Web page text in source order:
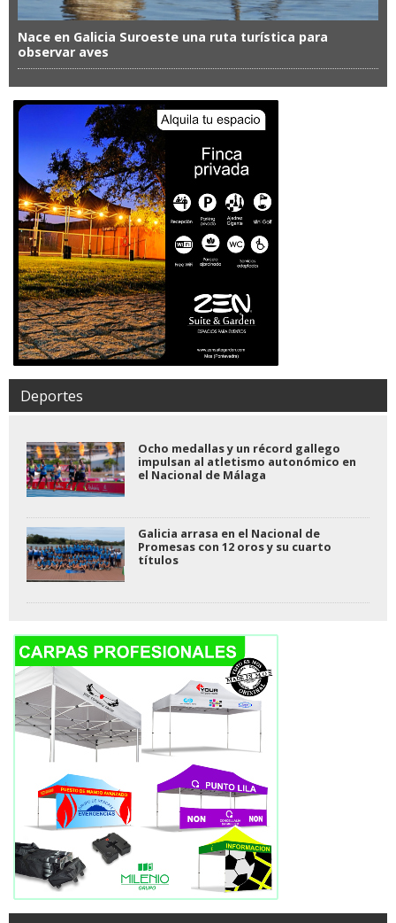
Nace en Galicia Suroeste una ruta turística para
observar aves
Deportes
Ocho medallas y un récord gallego
impulsan al atletismo autonómico en
el Nacional de Málaga
Galicia arrasa en el Nacional de
Promesas con 12 oros y su cuarto
títulos